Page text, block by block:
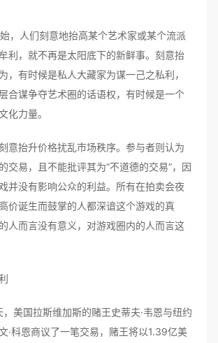
人们刻意地抬高某个艺术家或某个流派
利，就不再是太阳底下的新鲜事。刻意抬
，有时候是私人大藏家为谋一己之私利，
合谋争夺艺术圈的话语权，有时候是一个
化力量。
抬升价格扰乱市场秩序。参与者则认为
交易，且不能批评其为“不道德的交易”，因
并没有影响公众的利益。所有在拍卖会夜
价诞生而鼓掌的人都深谙这个游戏的真
人而言没有意义，对游戏圈内的人而言这
国拉斯维加斯的赌王史蒂夫·韦恩与纽约
·科恩商议了一笔交易，赌王将以1.39亿美